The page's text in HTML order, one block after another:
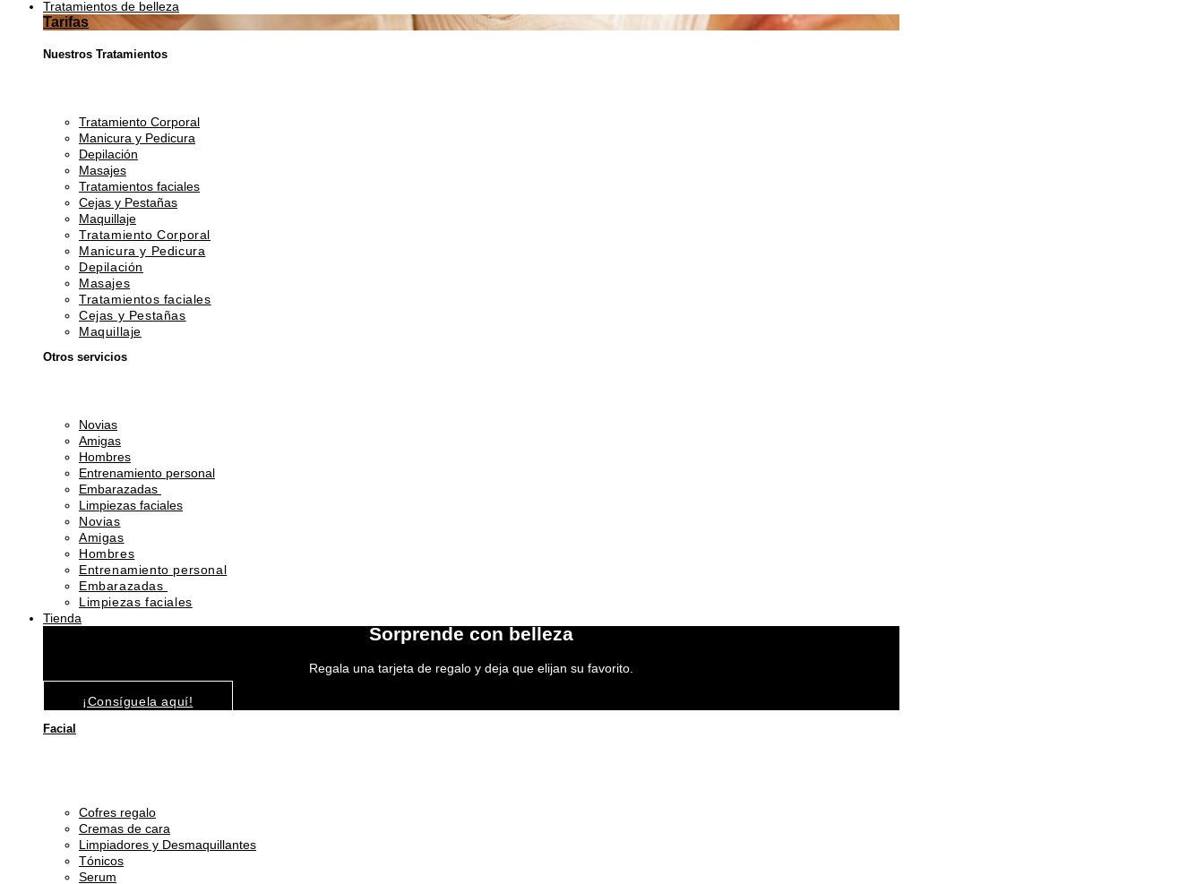
Tratamientos de belleza
Tarifas
Nuestros Tratamientos
Tratamiento Corporal
Manicura y Pedicura
Depilación
Masajes
Tratamientos faciales
Cejas y Pestañas
Maquillaje
Tratamiento Corporal
Manicura y Pedicura
Depilación
Masajes
Tratamientos faciales
Cejas y Pestañas
Maquillaje
Otros servicios
Novias
Amigas
Hombres
Entrenamiento personal
Embarazadas
Limpiezas faciales
Novias
Amigas
Hombres
Entrenamiento personal
Embarazadas
Limpiezas faciales
Tienda
Sorprende con belleza
Regala una tarjeta de regalo y deja que elijan su favorito.
¡Consíguela aquí!
Facial
Cofres regalo
Cremas de cara
Limpiadores y Desmaquillantes
Tónicos
Serum